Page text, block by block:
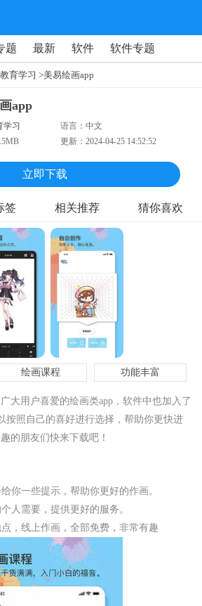
题 最新 软件 软件专题
育学习 >美易绘画app
app
学习 语言：中文
更新：2024-04-25 14:52:52
立即下载
签 相关推荐 猜你喜欢
绘画课程 功能丰富
大用户喜爱的绘画类app，软件中也加入了
按照自己的喜好进行选择，帮助你更快进
的朋友们快来下载吧！
你一些提示，帮助你更好的作画。
人需要，提供更好的服务。
，线上作画，全部免费，非常有趣